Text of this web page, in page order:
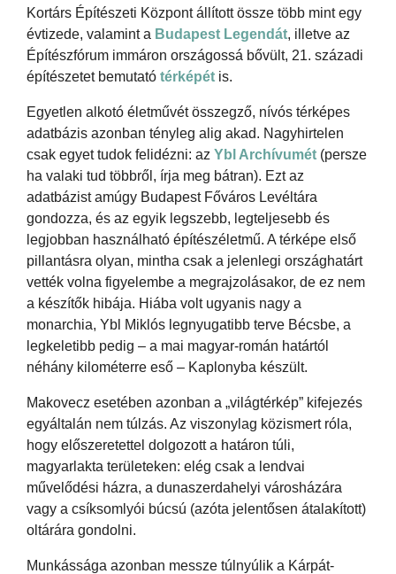
Kortárs Építészeti Központ állított össze több mint egy
évtizede, valamint a Budapest Legendát, illetve az
Építészfórum immáron országossá bővült, 21. századi
építészetet bemutató térképét is.
Egyetlen alkotó életművét összegző, nívós térképes
adatbázis azonban tényleg alig akad. Nagyhirtelen
csak egyet tudok felidézni: az Ybl Archívumét (persze
ha valaki tud többről, írja meg bátran). Ezt az
adatbázist amúgy Budapest Főváros Levéltára
gondozza, és az egyik legszebb, legteljesebb és
legjobban használható építészéletmű. A térképe első
pillantásra olyan, mintha csak a jelenlegi országhatárt
vették volna figyelembe a megrajzolásakor, de ez nem
a készítők hibája. Hiába volt ugyanis nagy a
monarchia, Ybl Miklós legnyugatibb terve Bécsbe, a
legkeletibb pedig – a mai magyar-román határtól
néhány kilométerre eső – Kaplonyba készült.
Makovecz esetében azonban a „világtérkép” kifejezés
egyáltalán nem túlzás. Az viszonylag közismert róla,
hogy előszeretettel dolgozott a határon túli,
magyarlakta területeken: elég csak a lendvai
művelődési házra, a dunaszerdahelyi városházára
vagy a csíksomlyói búcsú (azóta jelentősen átalakított)
oltárára gondolni.
Munkássága azonban messze túlnyúlik a Kárpát-